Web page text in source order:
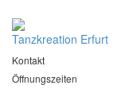
Tanzkreation Erfurt
Kontakt
Öffnungszeiten